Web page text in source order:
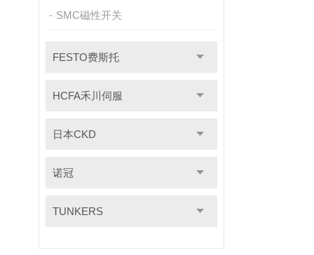
SMC磁性开关
FESTO费斯托
HCFA禾川伺服
日本CKD
诺冠
TUNKERS